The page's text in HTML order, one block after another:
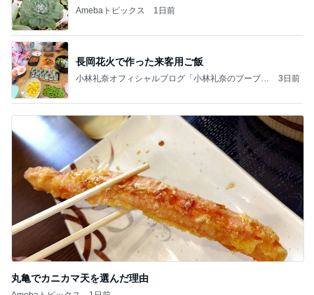
Amebaトピックス 1日前
長岡花火で作った来客用ご飯
小林礼奈オフィシャルブログ「小林礼奈のブーブー
3日前
丸亀でカニカマ天を選んだ理由